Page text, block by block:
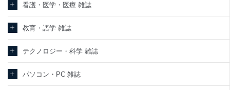
看護・医学・医療 雑誌
教育・語学 雑誌
テクノロジー・科学 雑誌
パソコン・PC 雑誌